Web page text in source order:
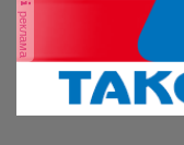
реклама